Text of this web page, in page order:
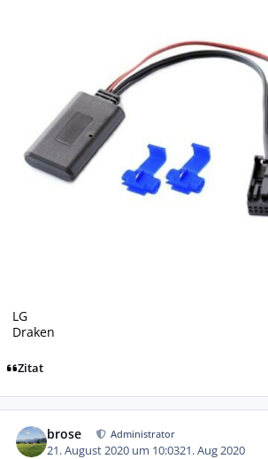
LG
Draken
Zitat
brose Administrator
21. August 2020 um 10:0321. Aug 2020